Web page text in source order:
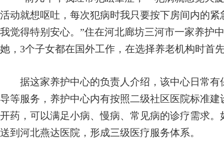
活动就想呕吐，每次犯病时我只要按下房间内的
我觉得特别安心。”住在河北廊坊三河市一家养护
她，3个子女都在国外工作，在选择养老机构时首
据这家养护中心的负责人介绍，该中心日常有
导等服务，养护中心内有按照二级社区医院标准
开药，可以满足小病、慢病、常见病的诊疗需求
送到河北燕达医院，形成三级医疗服务体系。